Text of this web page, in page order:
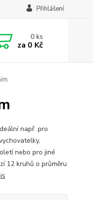
Přihlášení
0ks
za 0 Kč
např. pro
nebo pro jiné
12 kruhů o průměru